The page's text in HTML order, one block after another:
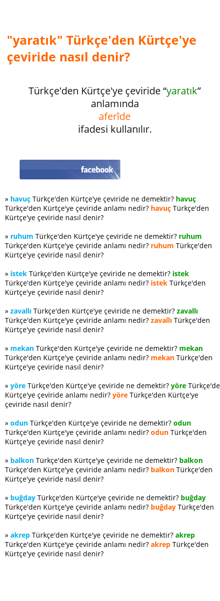
"yaratık" Türkçe'den Kürtçe'ye
çeviride nasıl denir?
Türkçe'den Kürtçe'ye çeviride “yaratık”
anlamında
aferîde
ifadesi kullanılır.
» havuç Türkçe'den Kürtçe'ye çeviride ne demektir? havuç
Türkçe'den Kürtçe'ye çeviride anlamı nedir? havuç Türkçe'den
Kürtçe'ye çeviride nasıl denir?
» ruhum Türkçe'den Kürtçe'ye çeviride ne demektir? ruhum
Türkçe'den Kürtçe'ye çeviride anlamı nedir? ruhum Türkçe'den
Kürtçe'ye çeviride nasıl denir?
» istek Türkçe'den Kürtçe'ye çeviride ne demektir? istek
Türkçe'den Kürtçe'ye çeviride anlamı nedir? istek Türkçe'den
Kürtçe'ye çeviride nasıl denir?
» zavallı Türkçe'den Kürtçe'ye çeviride ne demektir? zavallı
Türkçe'den Kürtçe'ye çeviride anlamı nedir? zavallı Türkçe'den
Kürtçe'ye çeviride nasıl denir?
» mekan Türkçe'den Kürtçe'ye çeviride ne demektir? mekan
Türkçe'den Kürtçe'ye çeviride anlamı nedir? mekan Türkçe'den
Kürtçe'ye çeviride nasıl denir?
» yöre Türkçe'den Kürtçe'ye çeviride ne demektir? yöre
Kürtçe'ye çeviride anlamı nedir? yöre Türkçe'den Kürtçe'ye
çeviride nasıl denir?
» odun Türkçe'den Kürtçe'ye çeviride ne demektir? odun
Türkçe'den Kürtçe'ye çeviride anlamı nedir? odun Türkçe'den
Kürtçe'ye çeviride nasıl denir?
» balkon Türkçe'den Kürtçe'ye çeviride ne demektir? balkon
Türkçe'den Kürtçe'ye çeviride anlamı nedir? balkon Türkçe'den
Kürtçe'ye çeviride nasıl denir?
» buğday Türkçe'den Kürtçe'ye çeviride ne demektir? buğday
Türkçe'den Kürtçe'ye çeviride anlamı nedir? buğday Türkçe'den
Kürtçe'ye çeviride nasıl denir?
» akrep Türkçe'den Kürtçe'ye çeviride ne demektir? akrep
Türkçe'den Kürtçe'ye çeviride anlamı nedir? akrep Türkçe'den
Kürtçe'ye çeviride nasıl denir?